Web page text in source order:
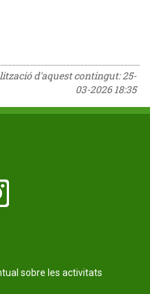
d'aquest contingut:25-
03-2026 18:35
sobre les activitats